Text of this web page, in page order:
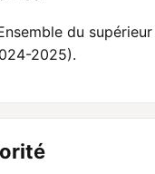
du supérieur
2025).